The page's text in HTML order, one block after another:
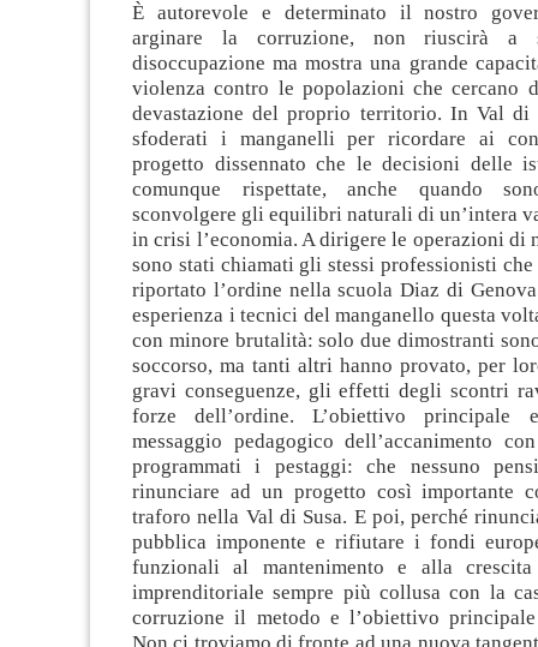
È autorevole e determinato il nostro
arginare la corruzione, non riuscirà a
disoccupazione ma mostra una grande
violenza contro le popolazioni che cercano
devastazione del proprio territorio. In Val di
sfoderati i manganelli per ricordare ai
progetto dissennato che le decisioni delle
comunque rispettate, anche quando
sconvolgere gli equilibri naturali di un’intera
in crisi l’economia. A dirigere le operazioni di
sono stati chiamati gli stessi professionisti
riportato l’ordine nella scuola Diaz di
esperienza i tecnici del manganello questa
con minore brutalità: solo due dimostranti
soccorso, ma tanti altri hanno provato, per
gravi conseguenze, gli effetti degli scontri
forze dell’ordine. L’obiettivo
messaggio pedagogico dell’accanimento
programmati i pestaggi: che nessuno
rinunciare ad un progetto così importante
traforo nella Val di Susa. E poi, perché
pubblica imponente e rifiutare i fondi
funzionali al mantenimento e alla
imprenditoriale sempre più collusa con la
corruzione il metodo e l’obiettivo